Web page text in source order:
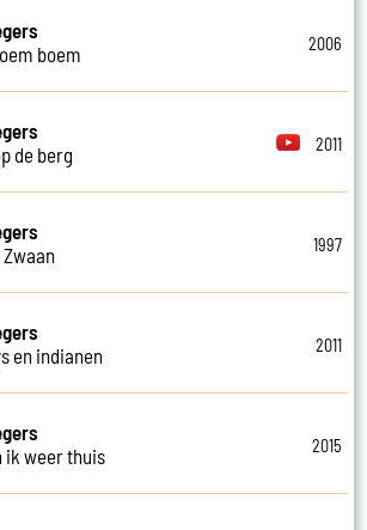
boem
2006
de berg
2011
Zwaan
1997
en indianen
2011
ik weer thuis
2015